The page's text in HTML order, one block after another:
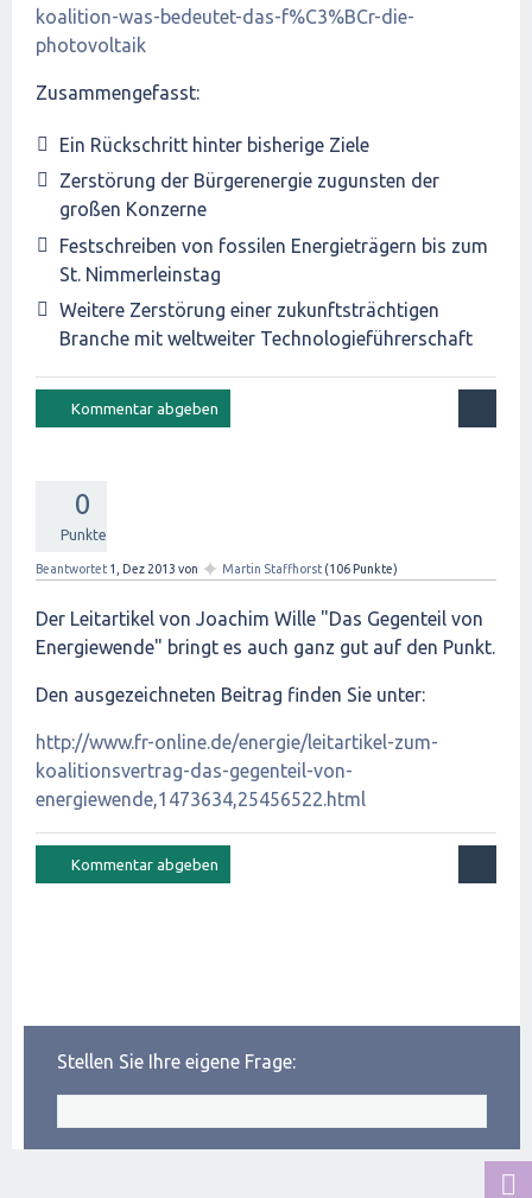
koalition-was-bedeutet-das-f%C3%BCr-die-
photovoltaik
Zusammengefasst:
Ein Rückschritt hinter bisherige Ziele
Zerstörung der Bürgerenergie zugunsten der
großen Konzerne
Festschreiben von fossilen Energieträgern bis zum
St. Nimmerleinstag
Weitere Zerstörung einer zukunftsträchtigen
Branche mit weltweiter Technologieführerschaft
0
Punkte
Beantwortet 1, Dez 2013 von ✦ Martin Staffhorst (106 Punkte)
Der Leitartikel von Joachim Wille "Das Gegenteil von
Energiewende" bringt es auch ganz gut auf den Punkt.
Den ausgezeichneten Beitrag finden Sie unter:
http://www.fr-online.de/energie/leitartikel-zum-
koalitionsvertrag-das-gegenteil-von-
energiewende,1473634,25456522.html
Stellen Sie Ihre eigene Frage: